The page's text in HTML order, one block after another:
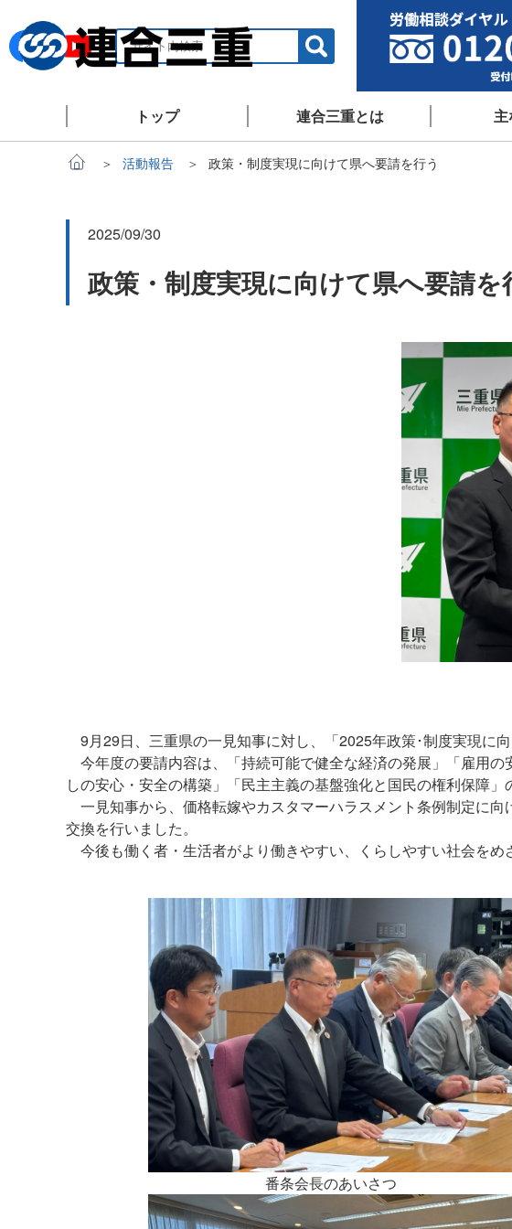
トップ 連合三重とは 主
活動報告 政策・制度実現に向けて県へ要請を行う
2025/09/30
政策・制度実現に向けて県へ要請を
9月29日、三重県の一見知事に対し、「2025年政策･制度実現に向
今年度の要請内容は、「持続可能で健全な経済の発展」「雇用
しの安心・安全の構築」「民主主義の基盤強化と国民の権利保障」
一見知事から、価格転嫁やカスタマーハラスメント条例制定に
交換を行いました。
今後も働く者・生活者がより働きやすい、くらしやすい社会をめ
番条会長のあいさつ